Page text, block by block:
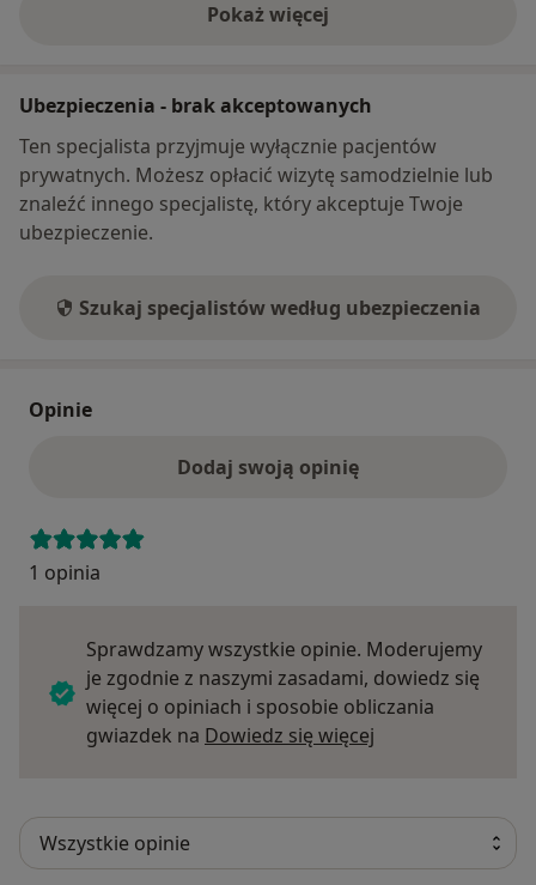
Pokaż więcej
o adresie
Ubezpieczenia - brak akceptowanych
Ten specjalista przyjmuje wyłącznie pacjentów
prywatnych. Możesz opłacić wizytę samodzielnie lub
znaleźć innego specjalistę, który akceptuje Twoje
ubezpieczenie.
Szukaj specjalistów według ubezpieczenia
Opinie
Dodaj swoją opinię
1 opinia
Sprawdzamy wszystkie opinie. Moderujemy
je zgodnie z naszymi zasadami, dowiedz się
więcej o opiniach i sposobie obliczania
gwiazdek na Dowiedz się więcej